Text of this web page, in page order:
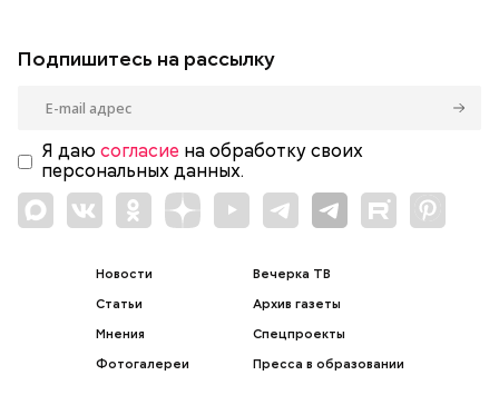
Подпишитесь на рассылку
Я даю согласие на обработку своих
персональных данных.
Новости
Статьи
Мнения
Фотогалереи
Вечерка ТВ
Архив газеты
Спецпроекты
Пресса в образовании